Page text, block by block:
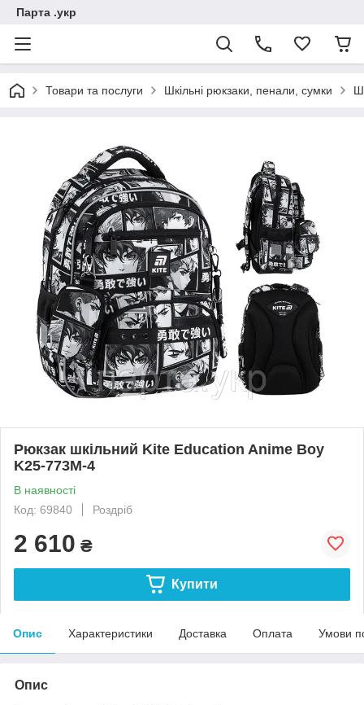
Парта .укр
Товари та послуги Шкільні рюкзаки, пенали, сумки
Рюкзак шкільний Kite Education Anime Boy
K25-773M-4
В наявності
Код: 69840
Роздріб
2 610 ₴
Купити
Опис Характеристики Доставка Оплата Умови
Опис